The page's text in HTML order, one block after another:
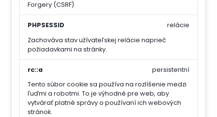
Forgery (CSRF).
PHPSESSID
Zachováva stav užívateľskej relácie naprieč
požiadavkami na stránky.
relácie
rc::a
Tento súbor cookie sa používa na rozlíšenie medzi
ľuďmi a robotmi. To je výhodné pre web, aby
vytvárať platné správy o používaní ich webových
stránok.
persistentní